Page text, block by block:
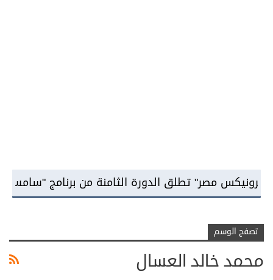
تطلق الدورة الثامنة من برنامج "سامسونج
تصفح الوسم
محمد خالد العسال